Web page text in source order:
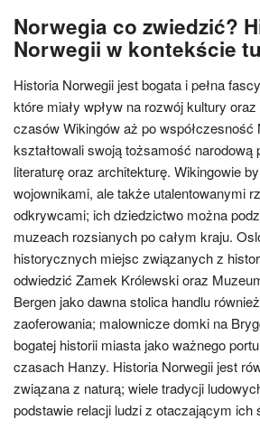
Norwegia co zwiedzić?
Norwegii w kontekście
Historia Norwegii jest bogata i pełna
które miały wpływ na rozwój kultury
czasów Wikingów aż po współczesność
kształtowali swoją tożsamość narodową
literaturę oraz architekturę. Wikingowie
wojownikami, ale także utalentowanymi
odkrywcami; ich dziedzictwo można
muzeach rozsianych po całym kraju.
historycznych miejsc związanych z
odwiedzić Zamek Królewski oraz
Bergen jako dawna stolica handlu
zaoferowania; malownicze domki na
bogatej historii miasta jako ważnego
czasach Hanzy. Historia Norwegii jest
związana z naturą; wiele tradycji
podstawie relacji ludzi z otaczającym ich